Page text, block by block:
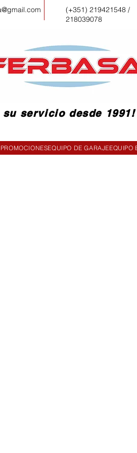
(+351) 219421548 /
218039078
su servicio desde 1991!
PROMOCIONESEQUIPO DE GARAJEEQUIPO